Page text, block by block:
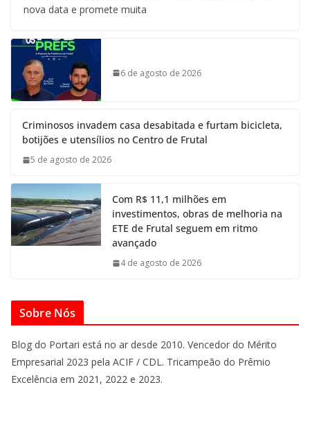
nova data e promete muita
6 de agosto de 2026
Criminosos invadem casa desabitada e furtam bicicleta,
botijões e utensílios no Centro de Frutal
5 de agosto de 2026
Com R$ 11,1 milhões em
investimentos, obras de melhoria na
ETE de Frutal seguem em ritmo
avançado
4 de agosto de 2026
Sobre Nós
Blog do Portari está no ar desde 2010. Vencedor do Mérito
Empresarial 2023 pela ACIF / CDL. Tricampeão do Prêmio
Excelência em 2021, 2022 e 2023.